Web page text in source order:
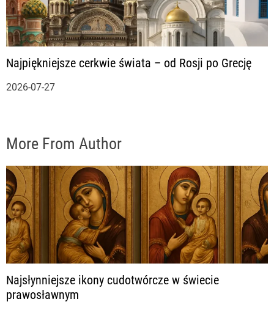
Najpiękniejsze cerkwie świata – od Rosji po Grecję
2026-07-27
More From Author
Najsłynniejsze ikony cudotwórcze w świecie
prawosławnym